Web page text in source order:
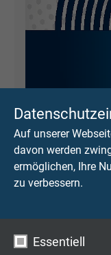
Auf unserer
davon werden
ermöglichen, Ihre
zu verbessern.
Essentiell